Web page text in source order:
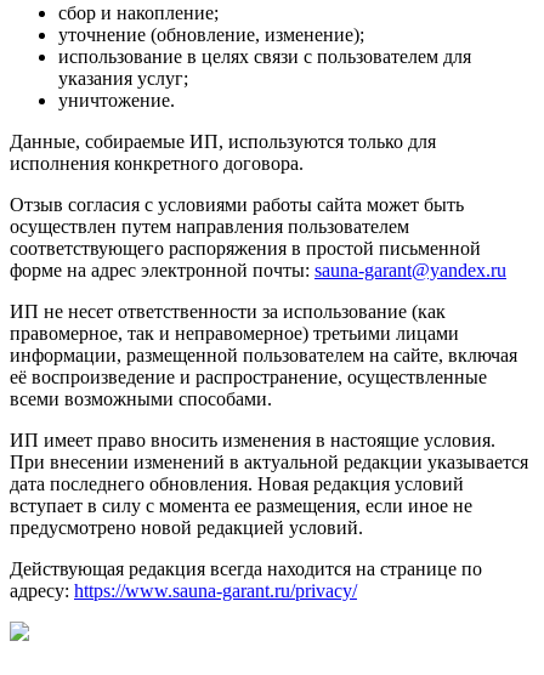
сбор и накопление;
уточнение (обновление, изменение);
использование в целях связи с пользователем для
указания услуг;
уничтожение.
Данные, собираемые ИП, используются только для
исполнения конкретного договора.
Отзыв согласия с условиями работы сайта может быть
осуществлен путем направления пользователем
соответствующего распоряжения в простой письменной
форме на адрес электронной почты: sauna-garant@yandex.ru
ИП не несет ответственности за использование (как
правомерное, так и неправомерное) третьими лицами
информации, размещенной пользователем на сайте, включая
её воспроизведение и распространение, осуществленные
всеми возможными способами.
ИП имеет право вносить изменения в настоящие условия.
При внесении изменений в актуальной редакции указывается
дата последнего обновления. Новая редакция условий
вступает в силу с момента ее размещения, если иное не
предусмотрено новой редакцией условий.
Действующая редакция всегда находится на странице по
адресу: https://www.sauna-garant.ru/privacy/